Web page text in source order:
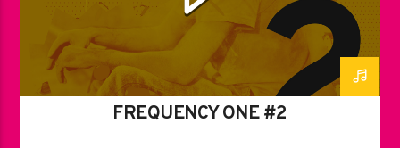
FREQUENCY ONE #2